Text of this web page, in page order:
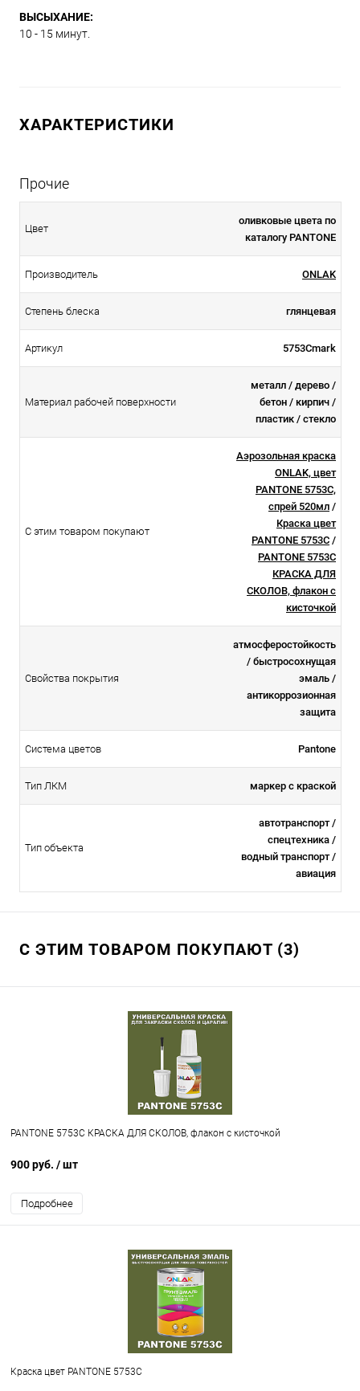
ВЫСЫХАНИЕ:
10 - 15 минут.
ХАРАКТЕРИСТИКИ
Прочие
Цвет
оливковые цвета по
каталогу PANTONE
Производитель ONLAK
Степень блеска глянцевая
Артикул 5753Cmark
Материал рабочей поверхности
металл / дерево /
бетон / кирпич /
пластик / стекло
С этим товаром покупают
Аэрозольная краска
ONLAK, цвет
PANTONE 5753C,
спрей 520мл /
Краска цвет
PANTONE 5753C /
PANTONE 5753C
КРАСКА ДЛЯ
СКОЛОВ, флакон с
кисточкой
Свойства покрытия
атмосферостойкоcть
/ быстросохнущая
эмаль /
антикоррозионная
защита
Система цветов Pantone
Тип ЛКМ маркер с краской
Тип объекта
автотранспорт /
спецтехника /
водный транспорт /
авиация
С ЭТИМ ТОВАРОМ ПОКУПАЮТ (3)
PANTONE 5753C КРАСКА ДЛЯ СКОЛОВ, флакон с кисточкой
900 руб. / шт
Подробнее
Краска цвет PANTONE 5753C